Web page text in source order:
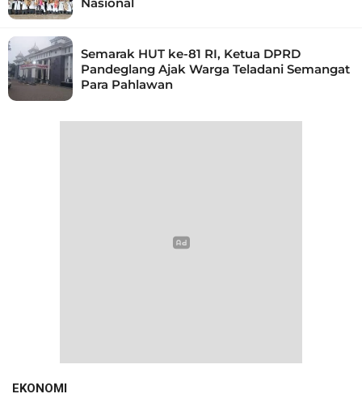
Semarak HUT ke-81 RI, Ketua DPRD
Pandeglang Ajak Warga Teladani Semangat
Para Pahlawan
EKONOMI